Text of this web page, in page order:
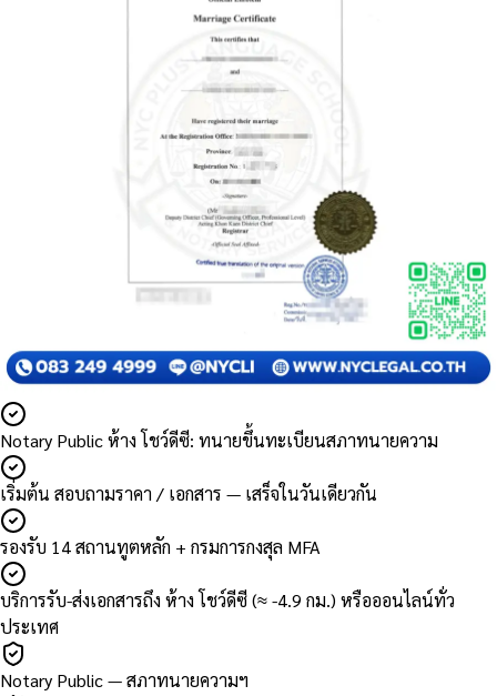
Notary Public ห้าง โชว์ดีซี: ทนายขึ้นทะเบียนสภาทนายความ
เริ่มต้น สอบถามราคา / เอกสาร — เสร็จในวันเดียวกัน
รองรับ 14 สถานทูตหลัก + กรมการกงสุล MFA
บริการรับ-ส่งเอกสารถึง ห้าง โชว์ดีซี (≈ -4.9 กม.) หรือออนไลน์ทั่ว
ประเทศ
Notary Public — สภาทนายความฯ